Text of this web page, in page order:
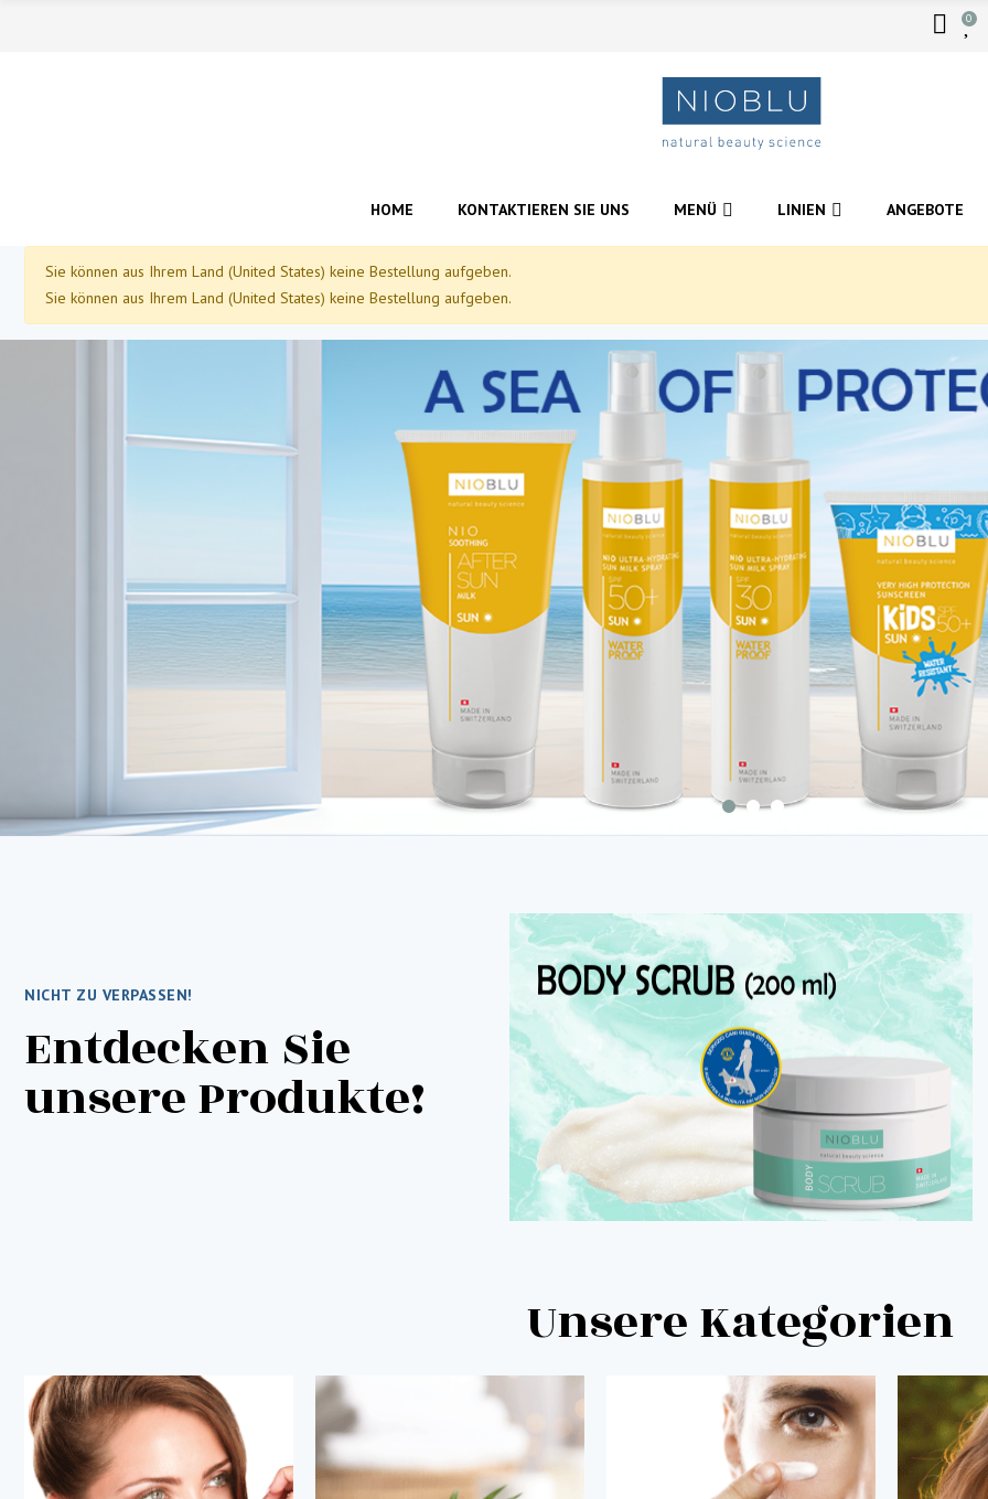
0
HOME KONTAKTIEREN SIE UNS MENÜ LINIEN ANGEBOTE
Sie können aus Ihrem Land (United States) keine Bestellung aufgeben.
Sie können aus Ihrem Land (United States) keine Bestellung aufgeben.
NICHT ZU VERPASSEN!
Entdecken Sie
unsere Produkte!
Unsere Kategorien